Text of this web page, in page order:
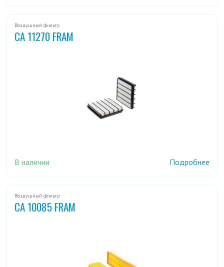
Воздушный фильтр
CA 11270 FRAM
В наличии Подробнее
Воздушный фильтр
CA 10085 FRAM